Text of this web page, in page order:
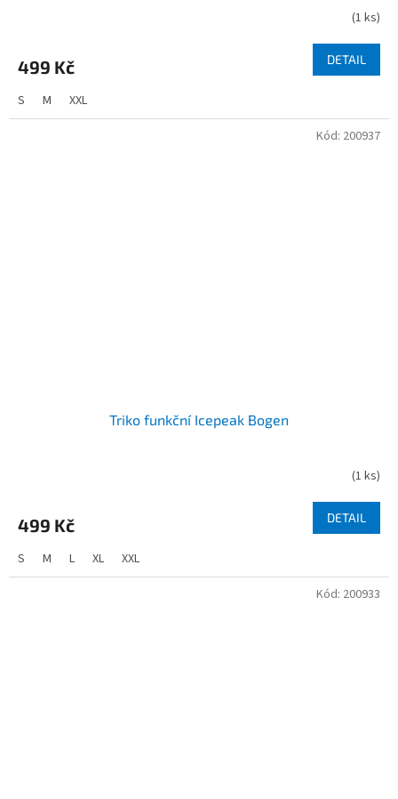
(1 ks)
499 Kč DETAIL
S M XXL
Triko funkční Icepeak Bogen
(1 ks)
499 Kč DETAIL
S M L XL XXL
Kód: 200937
Kód: 200933